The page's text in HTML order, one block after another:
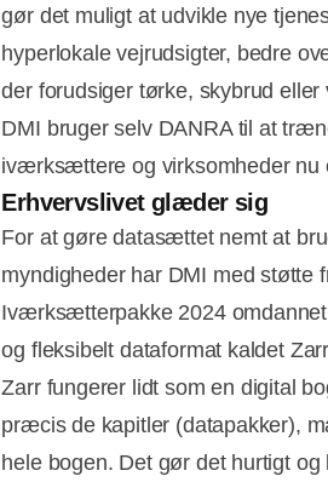
gør det muligt at udvikle nye
hyperlokale vejrudsigter, bedre
der forudsiger tørke, skybrud
DMI bruger selv DANRA til at
iværksættere og virksomheder nu
Erhvervslivet glæder sig
For at gøre datasættet nemt at
myndigheder har DMI med støtte
Iværksætterpakke 2024
og fleksibelt dataformat kaldet
Zarr fungerer lidt som en digital
præcis de kapitler (datapakker),
hele bogen. Det gør det hurtigt